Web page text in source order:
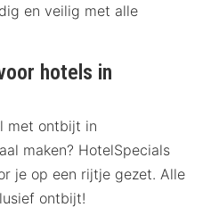
en veilig met alle
hotels in
met ontbijt in
maken? HotelSpecials
je op een rijtje gezet. Alle
ontbijt!